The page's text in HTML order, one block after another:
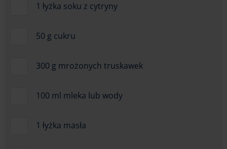
1 łyżka soku z cytryny
50 g cukru
300 g mrożonych truskawek
100 ml mleka lub wody
1 łyżka masła